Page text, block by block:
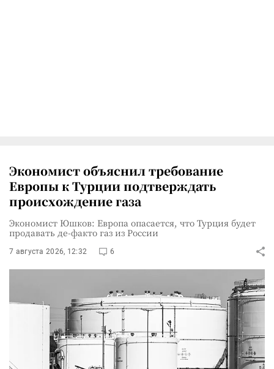
Экономист объяснил требование
Европы к Турции подтверждать
происхождение газа
Экономист Юшков: Европа опасается, что Турция будет
продавать де-факто газ из России
7 августа 2026, 12:32 6